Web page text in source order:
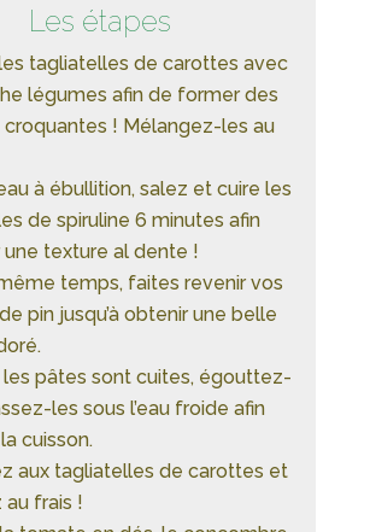
Les étapes
tagliatelles de carottes avec
légumes afin de former des
! Mélangez-les au
à ébullition, salez et cuire les
de spiruline 6 minutes afin
une texture al dente !
temps, faites revenir vos
pin jusqu’à obtenir une belle
les pâtes sont cuites, égouttez-
les sous l’eau froide afin
cuisson.
aux tagliatelles de carottes et
frais !